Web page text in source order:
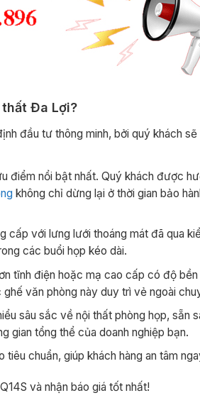
thất Đa Lợi?
đầu tư thông minh, bởi quý khách
điểm nổi bật nhất. Quý khách được
không chỉ dừng lại ở thời gian bảo
cấp với lưng lưới thoáng mát đã qua
các buổi họp kéo dài.
tĩnh điện hoặc mạ cao cấp có độ
văn phòng này duy trì vẻ ngoài
sâu sắc về nội thất phòng họp, sẵn
gian tổng thể của doanh nghiệp bạn.
tiêu chuẩn, giúp khách hàng an tâm
và nhận báo giá tốt nhất!